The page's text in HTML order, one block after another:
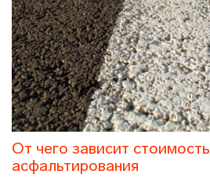
От чего зависит стоимость
асфальтирования